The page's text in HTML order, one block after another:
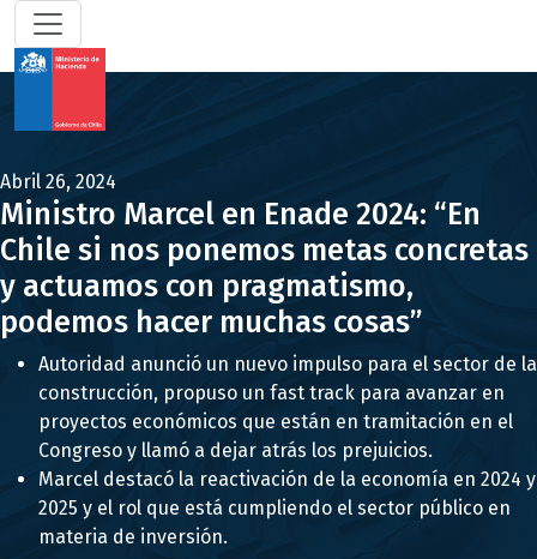
Abril 26, 2024
Ministro Marcel en Enade 2024: “En
Chile si nos ponemos metas concretas
y actuamos con pragmatismo,
podemos hacer muchas cosas”
Autoridad anunció un nuevo impulso para el sector de la
construcción, propuso un fast track para avanzar en
proyectos económicos que están en tramitación en el
Congreso y llamó a dejar atrás los prejuicios.
Marcel destacó la reactivación de la economía en 2024 y
2025 y el rol que está cumpliendo el sector público en
materia de inversión.